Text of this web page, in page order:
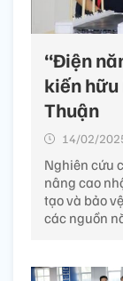
“Điện
kiến hữu
Thuận
14/02/
Nghiên cứu
nâng cao
tạo và bảo
các nguồn